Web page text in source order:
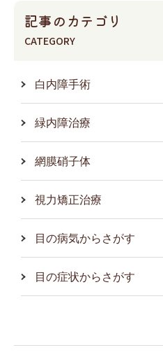
記事のカテゴリ
CATEGORY
白内障手術
緑内障治療
網膜硝子体
視力矯正治療
目の病気からさがす
目の症状からさがす